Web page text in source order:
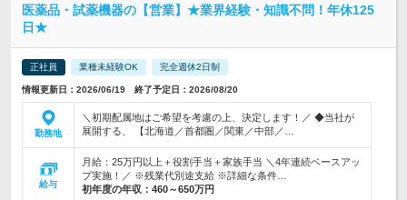
医薬品・試薬機器の【営業】★業界経験・知識不問！年休125
日★
正社員 業種未経験OK 完全週休2日制
情報更新日：2026/06/19 終了予定日：2026/08/20
勤務地
＼初期配属地はご希望を考慮の上、決定します！／ ◆当社が
展開する、 【北海道／首都圏／関東／中部／…
給与
月給：25万円以上＋役割手当＋家族手当 ＼4年連続ベースアッ
プ実施！／ ※残業代別途支給 ※詳細な条件…
初年度の年収： 460～650万円